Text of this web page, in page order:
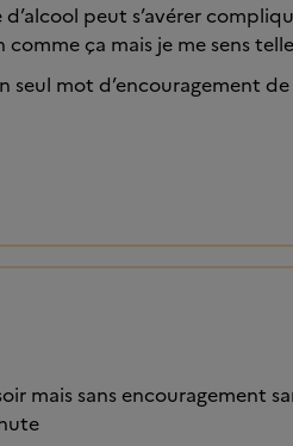
peut s’avérer
comme ça mais je me sens
seul mot d’encouragement
mais sans encouragement